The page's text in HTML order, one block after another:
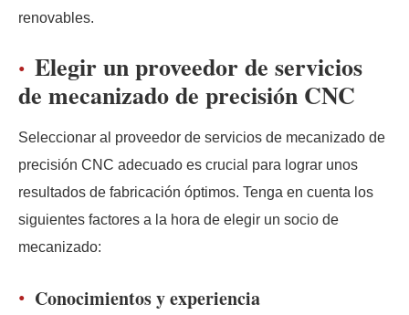
renovables.
Elegir un proveedor de servicios
de mecanizado de precisión CNC
Seleccionar al proveedor de servicios de mecanizado de
precisión CNC adecuado es crucial para lograr unos
resultados de fabricación óptimos. Tenga en cuenta los
siguientes factores a la hora de elegir un socio de
mecanizado:
Conocimientos y experiencia